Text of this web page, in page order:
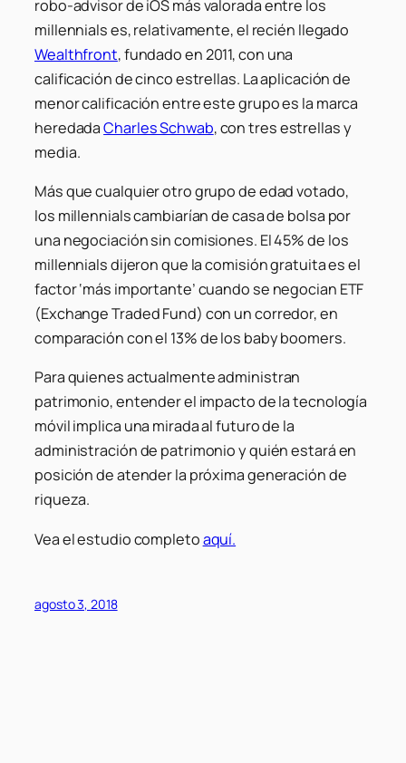
robo-advisor de iOS más valorada entre los
millennials es, relativamente, el recién llegado
Wealthfront, fundado en 2011, con una
calificación de cinco estrellas. La aplicación de
menor calificación entre este grupo es la marca
heredadaCharles Schwab, con tres estrellas y
media.
Más que cualquier otro grupo de edad votado,
los millennials cambiarían de casa de bolsa por
una negociación sin comisiones. El 45% de los
millennials dijeron que la comisión gratuita es el
factor ‘más importante’ cuando se negocian ETF
(Exchange Traded Fund) con un corredor, en
comparación con el 13% de los baby boomers.
Para quienes actualmente administran
patrimonio, entender el impacto de la tecnología
móvil implica una mirada al futuro de la
administración de patrimonio y quién estará en
posición de atender la próxima generación de
riqueza.
Vea el estudio completoaquí.
agosto 3, 2018